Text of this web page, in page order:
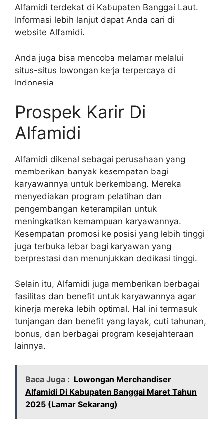
Alfamidi terdekat di Kabupaten Banggai Laut.
Informasi lebih lanjut dapat Anda cari di
website Alfamidi.
Anda juga bisa mencoba melamar melalui
situs-situs lowongan kerja terpercaya di
Indonesia.
Prospek Karir Di
Alfamidi
Alfamidi dikenal sebagai perusahaan yang
memberikan banyak kesempatan bagi
karyawannya untuk berkembang. Mereka
menyediakan program pelatihan dan
pengembangan keterampilan untuk
meningkatkan kemampuan karyawannya.
Kesempatan promosi ke posisi yang lebih tinggi
juga terbuka lebar bagi karyawan yang
berprestasi dan menunjukkan dedikasi tinggi.
Selain itu, Alfamidi juga memberikan berbagai
fasilitas dan benefit untuk karyawannya agar
kinerja mereka lebih optimal. Hal ini termasuk
tunjangan dan benefit yang layak, cuti tahunan,
bonus, dan berbagai program kesejahteraan
lainnya.
Baca Juga : Lowongan Merchandiser
Alfamidi Di Kabupaten Banggai Maret Tahun
2025 (Lamar Sekarang)